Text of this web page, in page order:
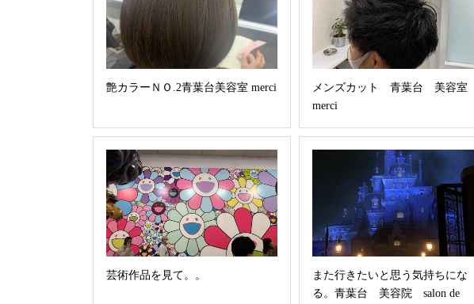
艶カラーＮＯ.2青葉台美容室 merci
メンズカット 青葉台 美容室
merci
芸術作品を見て。。
また行きたいと思う気持ちにな
る。青葉台 美容院 salon de